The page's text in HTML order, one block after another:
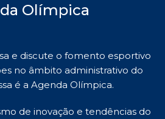
Olímpica
e discute o fomento esportivo
no âmbito administrativo do
é a Agenda Olímpica.
de inovação e tendências do